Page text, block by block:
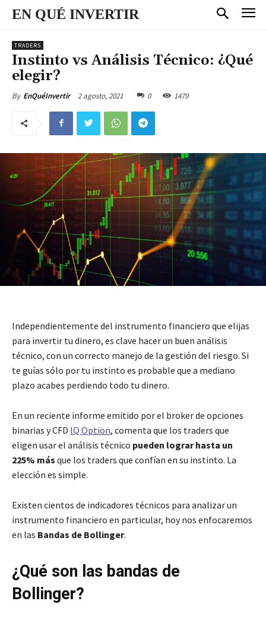
EN QUÉ INVERTIR
TRADERS
Instinto vs Análisis Técnico: ¿Qué
elegir?
By EnQuéInvertir 2 agosto, 2021 0 1479
Independientemente del instrumento financiero que elijas
para invertir tu dinero, es clave hacer un buen análisis
técnico, con un correcto manejo de la gestión del riesgo. Si
te guías sólo por tu instinto es probable que a mediano
plazo acabes perdiendo todo tu dinero.
En un reciente informe emitido por el broker de opciones
binarias y CFD IQ Option, comenta que los traders que
eligen usar el análisis técnico pueden lograr hasta un
225% más que los traders que confían en su instinto. La
elección es simple.
Existen cientos de indicadores técnicos para analizar un
instrumento financiero en particular, hoy nos enfocaremos
en las Bandas de Bollinger.
¿Qué son las bandas de
Bollinger?